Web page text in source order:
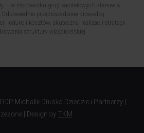
– w środowisku grup kapitałowych stanowią
przeprowadzone prowadzą
redukcji kosztów, skutecznej realizacji strategii
struktury właścicielskiej.
Michalik Dłuska Dziedzic i Partnerzy |
| Design by TKM